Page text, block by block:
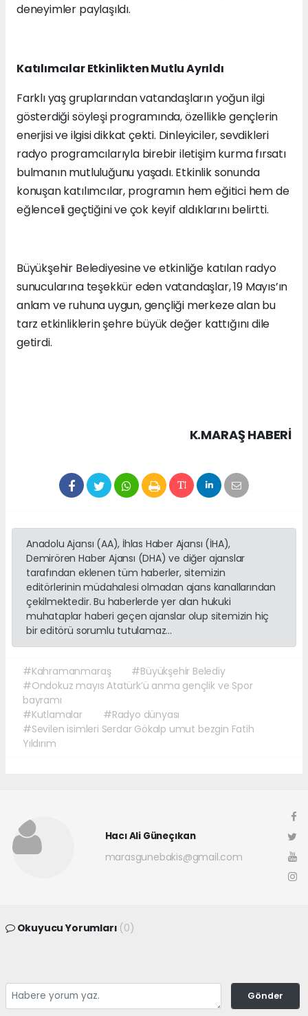
deneyimler paylaşıldı.
Katılımcılar Etkinlikten Mutlu Ayrıldı
Farklı yaş gruplarından vatandaşların yoğun ilgi
gösterdiği söyleşi programında, özellikle gençlerin
enerjisi ve ilgisi dikkat çekti. Dinleyiciler, sevdikleri
radyo programcılarıyla birebir iletişim kurma fırsatı
bulmanın mutluluğunu yaşadı. Etkinlik sonunda
konuşan katılımcılar, programın hem eğitici hem de
eğlenceli geçtiğini ve çok keyif aldıklarını belirtti.
Büyükşehir Belediyesine ve etkinliğe katılan radyo
sunucularına teşekkür eden vatandaşlar, 19 Mayıs’ın
anlam ve ruhuna uygun, gençliği merkeze alan bu
tarz etkinliklerin şehre büyük değer kattığını dile
getirdi.
K.MARAŞ HABERİ
Anadolu Ajansı (AA), İhlas Haber Ajansı (İHA),
Demirören Haber Ajansı (DHA) ve diğer ajanslar
tarafından eklenen tüm haberler, sitemizin
editörlerinin müdahalesi olmadan ajans kanallarından
çekilmektedir. Bu haberlerde yer alan hukuki
muhataplar haberi geçen ajanslar olup sitemizin hiç
bir editörü sorumlu tutulamaz...
#Kahramanmaraş
#Büyükşehir Belediy
#Ondokuz mayıs Atatürk’ü anma gençlik ve Spor
bayramı
#Kutlamalar
#Radyo dünyası
#Sevilen isimleri Serdar Gökalp umut bezgin Fatih
Yıldırım
Hacı Ali Güneçıkan
marasgunebakis@gmail.com
Okuyucu Yorumları (0)
Gönder